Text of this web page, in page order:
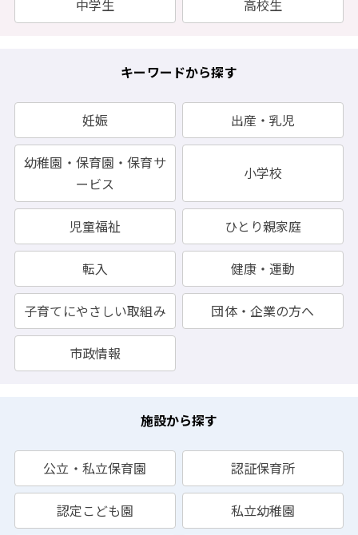
中学生 高校生
キーワードから探す
妊娠 出産・乳児
幼稚園・保育園・保育サ
ービス
小学校
児童福祉 ひとり親家庭
転入 健康・運動
子育てにやさしい取組み 団体・企業の方へ
市政情報
施設から探す
公立・私立保育園 認証保育所
認定こども園 私立幼稚園